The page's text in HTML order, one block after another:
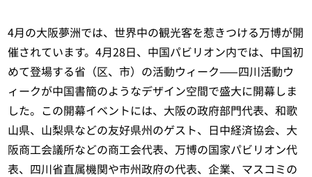
4月の大阪夢洲では、世界中の観光客を惹きつける万博が開
催されています。4月28日、中国パビリオン内では、中国初
めて登場する省（区、市）の活動ウィーク——四川活動ウ
ィークが中国書簡のようなデザイン空間で盛大に開幕しま
した。この開幕イベントには、大阪の政府部門代表、和歌
山県、山梨県などの友好県州のゲスト、日中経済協会、大
阪商工会議所などの商工会代表、万博の国家パビリオン代
表、四川省直属機関や市州政府の代表、企業、マスコミの